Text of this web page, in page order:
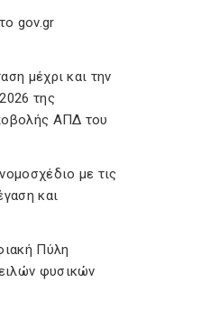
gov.gr
μέχρι και την
της
ΑΠΔ του
με τις
και
Πύλη
φυσικών